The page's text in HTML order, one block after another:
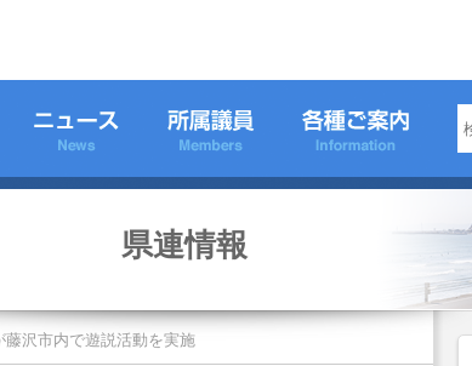
県連情報
藤沢市内で遊説活動を実施